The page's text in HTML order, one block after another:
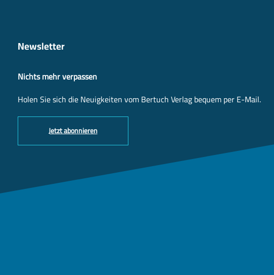
Newsletter
Nichts mehr verpassen
Holen Sie sich die Neuigkeiten vom Bertuch Verlag bequem per E-Mail.
Jetzt abonnieren